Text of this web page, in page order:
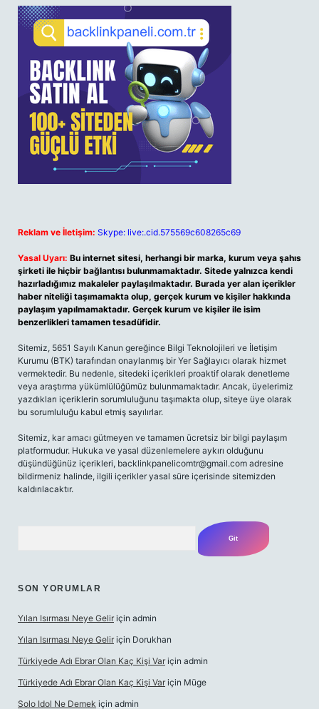
Reklam ve İletişim: Skype: live:.cid.575569c608265c69
Yasal Uyarı: Bu internet sitesi, herhangi bir marka, kurum veya şahıs
şirketi ile hiçbir bağlantısı bulunmamaktadır. Sitede yalnızca kendi
hazırladığımız makaleler paylaşılmaktadır. Burada yer alan içerikler
haber niteliği taşımamakta olup, gerçek kurum ve kişiler hakkında
paylaşım yapılmamaktadır. Gerçek kurum ve kişiler ile isim
benzerlikleri tamamen tesadüfidir.
Sitemiz, 5651 Sayılı Kanun gereğince Bilgi Teknolojileri ve İletişim
Kurumu (BTK) tarafından onaylanmış bir Yer Sağlayıcı olarak hizmet
vermektedir. Bu nedenle, sitedeki içerikleri proaktif olarak denetleme
veya araştırma yükümlülüğümüz bulunmamaktadır. Ancak, üyelerimiz
yazdıkları içeriklerin sorumluluğunu taşımakta olup, siteye üye olarak
bu sorumluluğu kabul etmiş sayılırlar.
Sitemiz, kar amacı gütmeyen ve tamamen ücretsiz bir bilgi paylaşım
platformudur. Hukuka ve yasal düzenlemelere aykırı olduğunu
düşündüğünüz içerikleri, backlinkpanelicomtr@gmail.com adresine
bildirmeniz halinde, ilgili içerikler yasal süre içerisinde sitemizden
kaldırılacaktır.
SON YORUMLAR
Yılan Isırması Neye Gelir için admin
Yılan Isırması Neye Gelir için Dorukhan
Türkiyede Adı Ebrar Olan Kaç Kişi Var için admin
Türkiyede Adı Ebrar Olan Kaç Kişi Var için Müge
Solo Idol Ne Demek için admin